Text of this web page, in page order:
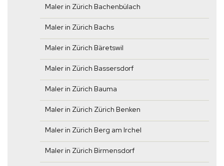
Maler in Zürich Bachenbülach
Maler in Zürich Bachs
Maler in Zürich Bäretswil
Maler in Zürich Bassersdorf
Maler in Zürich Bauma
Maler in Zürich Zürich Benken
Maler in Zürich Berg am Irchel
Maler in Zürich Birmensdorf